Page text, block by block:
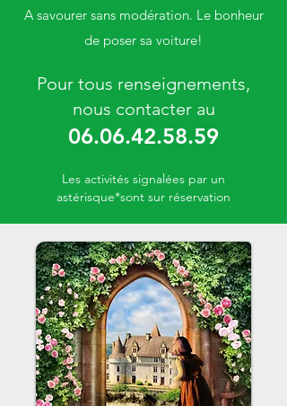
A savourer sans modération. Le bonheur
de poser sa voiture!
Pour tous renseignements,
nous contacter au
06.06.42.58.59
Les activités signalées par un
astérisque*sont sur réservation